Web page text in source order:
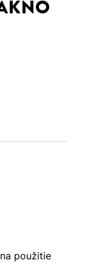
použitie